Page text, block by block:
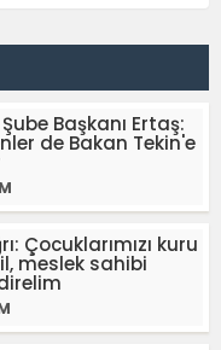
Başkanı Ertaş:
de Bakan Tekin'e
Çocuklarımızı kuru
meslek sahibi